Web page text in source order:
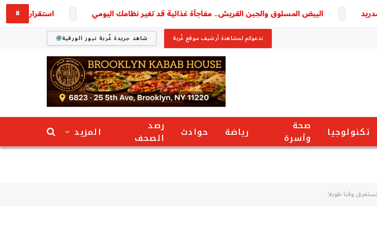
البيض المسلوق والجبن القريش.. مفاجأة غذائية قد تغير نظامك اليومي استقرار أسعار الأسمنت اليوم الخميس 6
⏸
ندعوكم لمشاهدة أرشيف موقع غُربة شاهد جريدة غُربة نيوز الورقية
تكنولوجيا
صحة
وأسرة
رياضة حوادث
رصد
الصحف
المزيد